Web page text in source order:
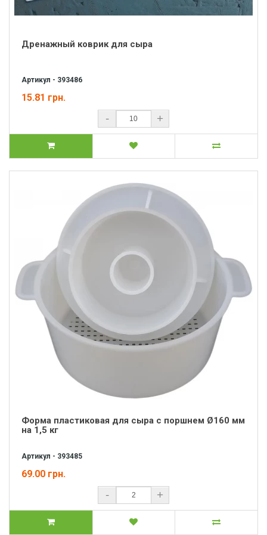
Дренажный коврик для сыра
Артикул - 393486
15.81 грн.
- +
Форма пластиковая для сыра с поршнем Ø160 мм
на 1,5 кг
Артикул - 393485
69.00 грн.
- +